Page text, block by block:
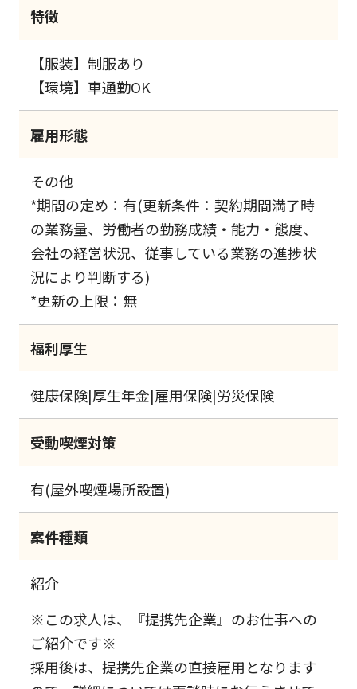
特徴
【服装】制服あり
【環境】車通勤OK
雇用形態
その他
*期間の定め：有(更新条件：契約期間満了時
の業務量、労働者の勤務成績・能力・態度、
会社の経営状況、従事している業務の進捗状
況により判断する)
*更新の上限：無
福利厚生
健康保険|厚生年金|雇用保険|労災保険
受動喫煙対策
有(屋外喫煙場所設置)
案件種類
紹介
※この求人は、『提携先企業』のお仕事への
ご紹介です※
採用後は、提携先企業の直接雇用となります